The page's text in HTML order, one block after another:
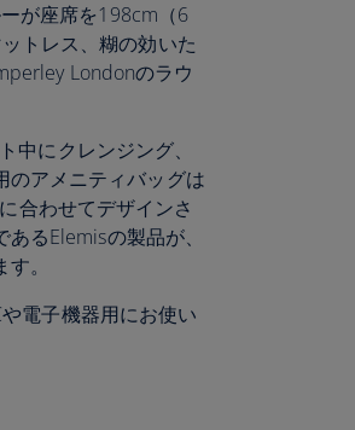
が座席を198cm（6
トレス、糊の効いた
Londonのラウ
中にクレンジング、
のアメニティバッグは
合わせてデザインさ
るElemisの製品が、
。
電子機器用にお使い